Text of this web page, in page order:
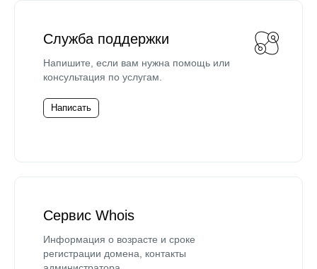
Служба поддержки
Напишите, если вам нужна помощь или
консультация по услугам.
Написать
Сервис Whois
Информация о возрасте и сроке
регистрации домена, контакты